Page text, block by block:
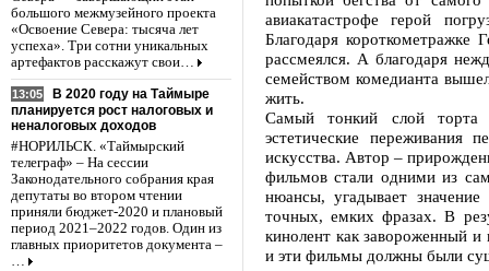
большого межмузейного проекта
«Освоение Севера: тысяча лет
успеха». Три сотни уникальных
артефактов расскажут свои…
13:05
В 2020 году на Таймыре
планируется рост налоговых и
неналоговых доходов
#НОРИЛЬСК. «Таймырский
телеграф» – На сессии
Законодательного собрания края
депутаты во втором чтении
приняли бюджет-2020 и плановый
период 2021–2022 годов. Один из
главных приоритетов документа –
…
авиакатастрофе герой
Благодаря короткометражке
рассмеялся. А благодаря
семейством комедианта
жить.
Самый тонкий слой
эстетические переживания
искусства. Автор –
фильмов стали одними из
нюансы, угадывает
точных, емких фразах. В
кинолент как завороженный
и эти фильмы должны были